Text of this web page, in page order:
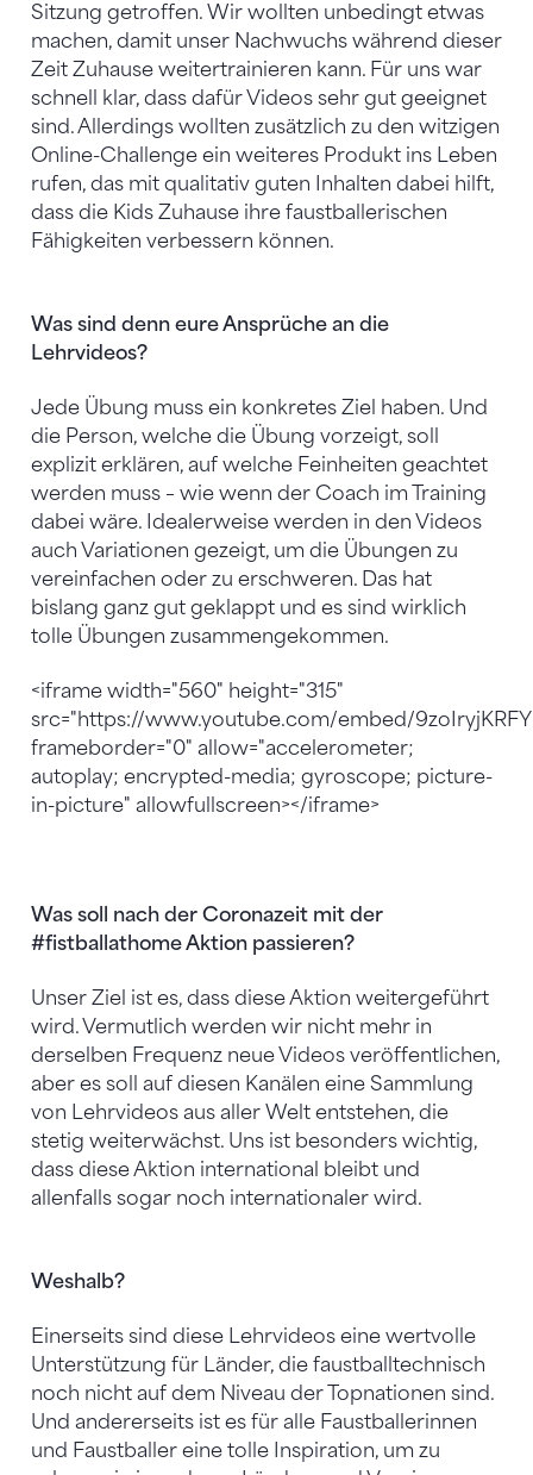
Sitzung getroffen. Wir wollten unbedingt etwas
machen, damit unser Nachwuchs während dieser
Zeit Zuhause weitertrainieren kann. Für uns war
schnell klar, dass dafür Videos sehr gut geeignet
sind. Allerdings wollten zusätzlich zu den witzigen
Online-Challenge ein weiteres Produkt ins Leben
rufen, das mit qualitativ guten Inhalten dabei hilft,
dass die Kids Zuhause ihre faustballerischen
Fähigkeiten verbessern können.
Was sind denn eure Ansprüche an die
Lehrvideos?
Jede Übung muss ein konkretes Ziel haben. Und
die Person, welche die Übung vorzeigt, soll
explizit erklären, auf welche Feinheiten geachtet
werden muss – wie wenn der Coach im Training
dabei wäre. Idealerweise werden in den Videos
auch Variationen gezeigt, um die Übungen zu
vereinfachen oder zu erschweren. Das hat
bislang ganz gut geklappt und es sind wirklich
tolle Übungen zusammengekommen.
<iframe width="560" height="315"
src="https://www.youtube.com/embed/
frameborder="0" allow="accelerometer;
autoplay; encrypted-media; gyroscope; picture-
in-picture" allowfullscreen></iframe>
Was soll nach der Coronazeit mit der
#fistballathome Aktion passieren?
Unser Ziel ist es, dass diese Aktion weitergeführt
wird. Vermutlich werden wir nicht mehr in
derselben Frequenz neue Videos veröffentlichen,
aber es soll auf diesen Kanälen eine Sammlung
von Lehrvideos aus aller Welt entstehen, die
stetig weiterwächst. Uns ist besonders wichtig,
dass diese Aktion international bleibt und
allenfalls sogar noch internationaler wird.
Weshalb?
Einerseits sind diese Lehrvideos eine wertvolle
Unterstützung für Länder, die faustballtechnisch
noch nicht auf dem Niveau der Topnationen sind.
Und andererseits ist es für alle Faustballerinnen
und Faustballer eine tolle Inspiration, um zu